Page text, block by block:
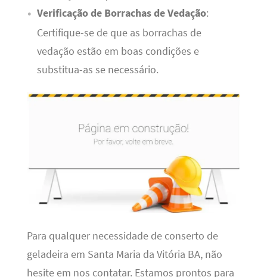
Verificação de Borrachas de Vedação:
Certifique-se de que as borrachas de
vedação estão em boas condições e
substitua-as se necessário.
Para qualquer necessidade de conserto de
geladeira em Santa Maria da Vitória BA, não
hesite em nos contatar. Estamos prontos para